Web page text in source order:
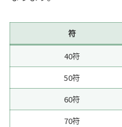
符
40符
50符
60符
70符